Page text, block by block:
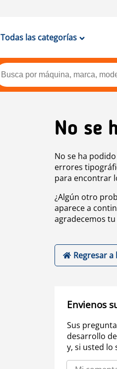
Todas las categorías
No se
No se ha
errores
para encontrar
¿Algún otro
aparece a
agradecemos
Regresar
Envienos
Sus
desarrollo
y, si usted lo